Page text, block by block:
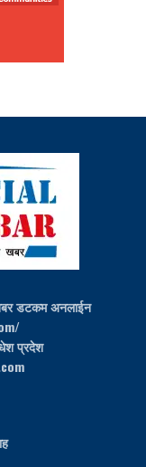
डटकम अनलाईन
प्रदेश